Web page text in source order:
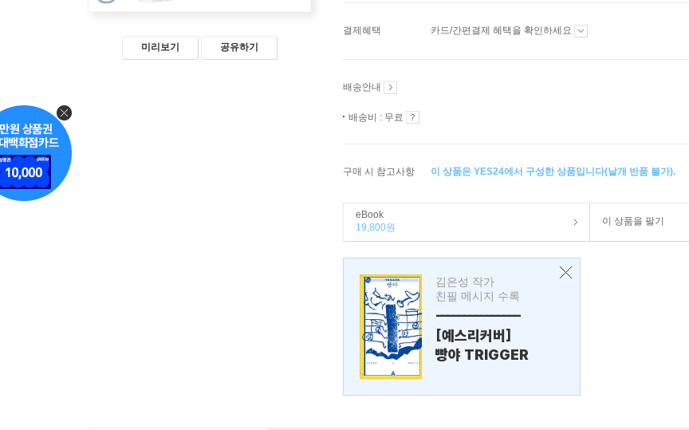
미리보기 공유하기
결제혜택 카드/간편결제 혜택을 확인하세요
배송안내
배송비 : 무료
구매 시 참고사항 이 상품은 YES24에서 구성한 상품입니다(낱개 반품 불가).
eBook
19,800원
이 상품을 팔기
김은성 작가
친필 메시지 수록
---------------
[예스리커버]
빵야 TRIGGER